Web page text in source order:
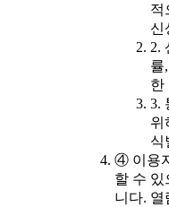
적
신
2.
률
한
3.
위
식
④ 이용
할 수 있
니다.